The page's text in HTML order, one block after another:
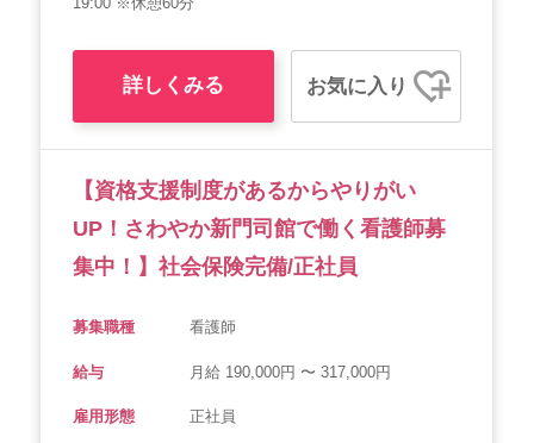
詳しくみる お気に入り
【資格支援制度があるからやりがい
UP！さわやか新門司館で働く看護師募
集中！】社会保険完備/正社員
募集職種 看護師
給与 月給 190,000円 〜 317,000円
雇用形態 正社員